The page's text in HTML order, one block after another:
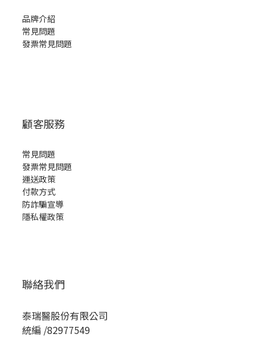
品牌介紹
常見問題
發票常見問題
顧客服務
常見問題
發票常見問題
運送政策
付款方式
防詐騙宣導
隱私權政策
聯絡我們
泰瑞醫股份有限公司
統編 /82977549